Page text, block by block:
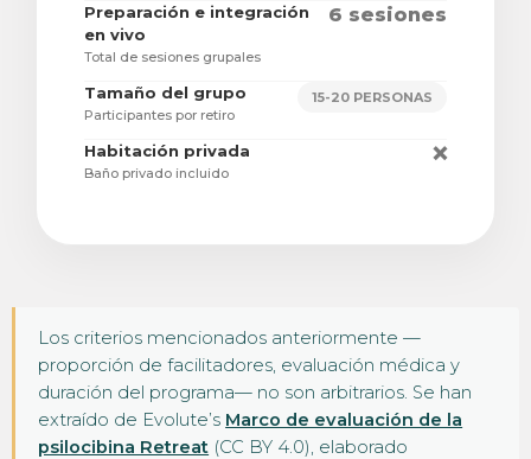
Preparación e integración
en vivo
Total de sesiones grupales
6 sesiones
Tamaño del grupo
Participantes por retiro
15-20 PERSONAS
Habitación privada
Baño privado incluido
❌
Los criterios mencionados anteriormente —
proporción de facilitadores, evaluación médica y
duración del programa— no son arbitrarios. Se han
extraído de Evolute’s Marco de evaluación de la
psilocibina Retreat (CC BY 4.0), elaborado